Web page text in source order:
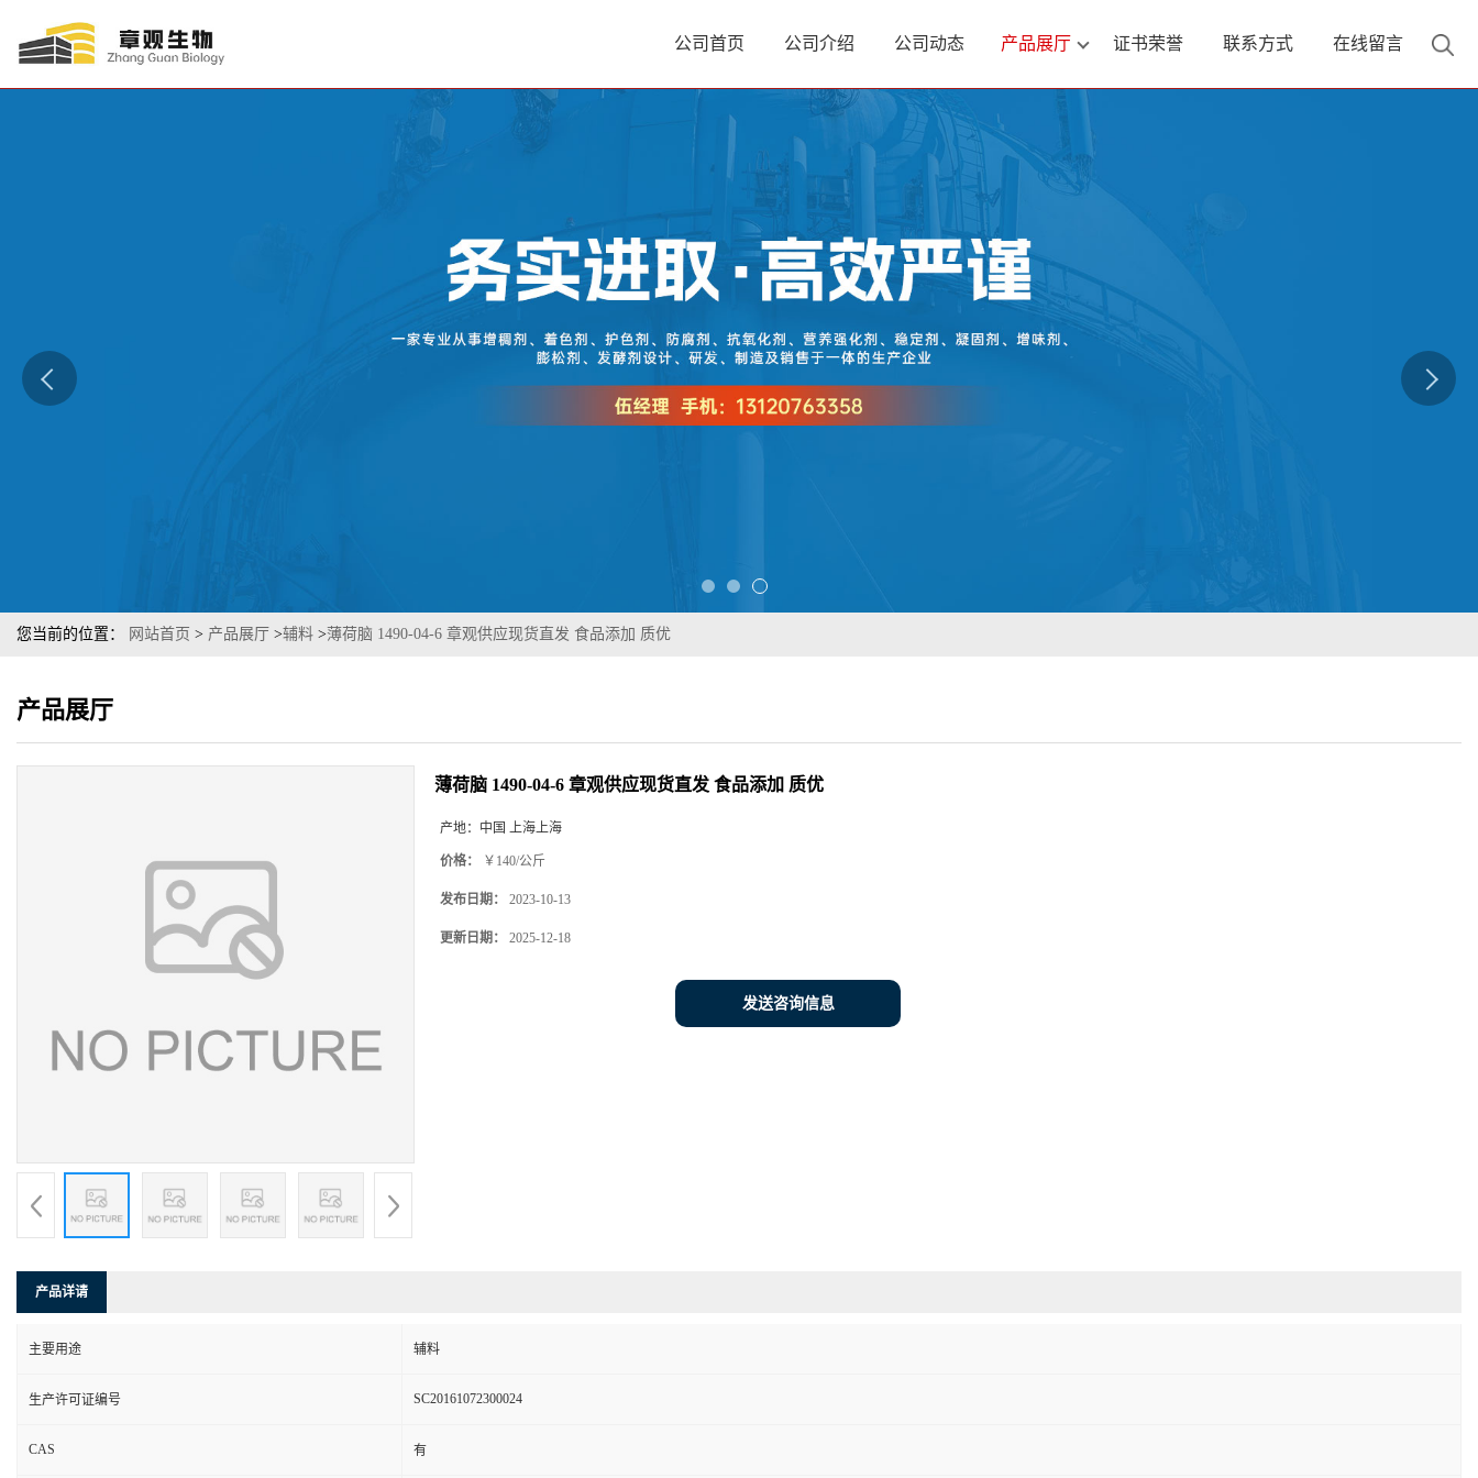
公司首页 公司介绍 公司动态 产品展厅 证书荣誉 联系方式 在线留言
您当前的位置： 网站首页 > 产品展厅 >辅料 >薄荷脑 1490-04-6 章观供应现货直发 食品添加 质优
产品展厅
薄荷脑 1490-04-6 章观供应现货直发 食品添加 质优
产地： 中国 上海上海
价格： ￥140/公斤
发布日期： 2023-10-13
更新日期： 2025-12-18
发送咨询信息
产品详请
主要用途 辅料
生产许可证编号 SC20161072300024
CAS 有